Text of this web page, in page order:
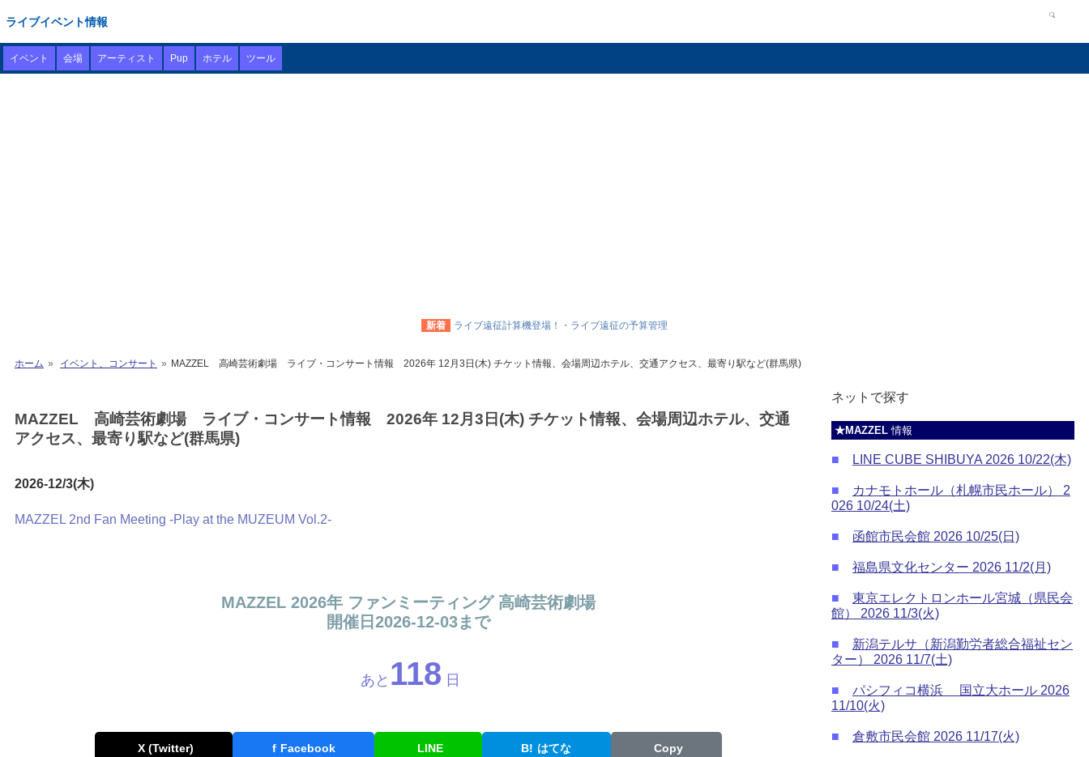
ライブイベント情報
イベント 会場 アーティスト Pup ホテル ツール
新着 ライブ遠征計算機登場！・ライブ遠征の予算管理
ホーム イベント、コンサート MAZZEL 高崎芸術劇場 ライブ・コンサート情報 2026年 12月3日(木) チケット情報、会場周辺ホテル、交通アクセス、最寄り駅など(群馬県)
MAZZEL 高崎芸術劇場 ライブ・コンサート情報 2026年 12月3日(木) チケット情報、会場周辺ホテル、交通
アクセス、最寄り駅など(群馬県)
2026-12/3(木)
MAZZEL 2nd Fan Meeting -Play at the MUZEUM Vol.2-
MAZZEL 2026年 ファンミーティング 高崎芸術劇場
開催日2026-12-03まで
あと 118 日
X (Twitter) f Facebook LINE B! はてな Copy
ネットで探す
★MAZZEL情報
■ LINE CUBE SHIBUYA 2026 10/22(木)
■
カナモトホール（札幌市民ホール） 2
026 10/24(土)
■ 函館市民会館 2026 10/25(日)
■ 福島県文化センター 2026 11/2(月)
■
東京エレクトロンホール宮城（県民会
館） 2026 11/3(火)
■
新潟テルサ（新潟勤労者総合福祉セン
ター） 2026 11/7(土)
■
パシフィコ横浜 国立大ホール 2026
11/10(火)
■ 倉敷市民会館 2026 11/17(火)